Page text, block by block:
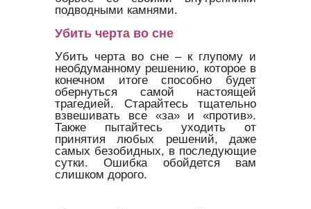
подводными камнями.
Убить черта во сне
Убить черта во сне – к глупому и
необдуманному решению, которое в
конечном итоге способно будет
обернуться самой настоящей
трагедией. Старайтесь тщательно
взвешивать все «за» и «против».
Также пытайтесь уходить от
принятия любых решений, даже
самых безобидных, в последующие
сутки. Ошибка обойдется вам
слишком дорого.